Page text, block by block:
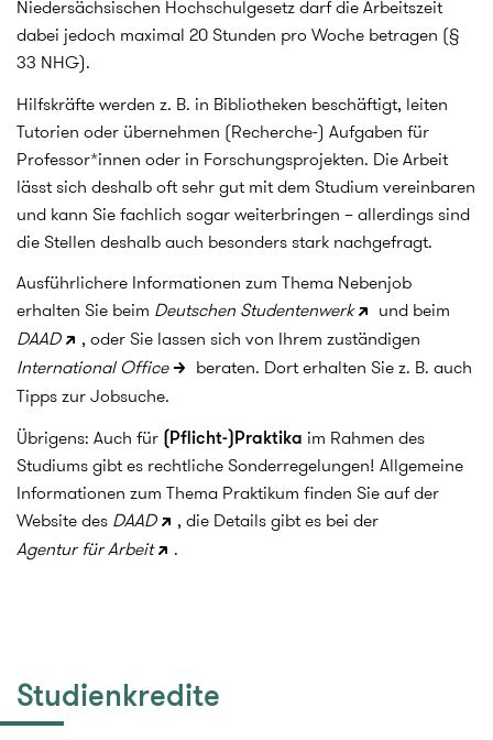
Niedersächsischen Hochschulgesetz darf die Arbeitszeit
dabei jedoch maximal 20 Stunden pro Woche betragen (§
33 NHG).
Hilfskräfte werden z. B. in Bibliotheken beschäftigt, leiten
Tutorien oder übernehmen (Recherche-) Aufgaben für
Professor*innen oder in Forschungsprojekten. Die Arbeit
lässt sich deshalb oft sehr gut mit dem Studium vereinbaren
und kann Sie fachlich sogar weiterbringen – allerdings sind
die Stellen deshalb auch besonders stark nachgefragt.
Ausführlichere Informationen zum Thema Nebenjob
erhalten Sie beim Deutschen Studentenwerk
und beim
DAAD
, oder Sie lassen sich von Ihrem zuständigen
International Office
beraten. Dort erhalten Sie z. B. auch
Tipps zur Jobsuche.
Übrigens: Auch für (Pflicht-)Praktika im Rahmen des
Studiums gibt es rechtliche Sonderregelungen! Allgemeine
Informationen zum Thema Praktikum finden Sie auf der
Website des DAAD
, die Details gibt es bei der
Agentur für Arbeit
.
Studienkredite